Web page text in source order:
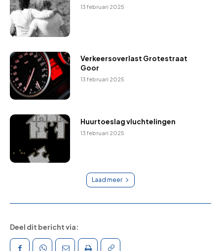
13 februari 2025
Verkeersoverlast Grotestraat
Goor
13 februari 2025
Huurtoeslag vluchtelingen
13 februari 2025
Laad meer
Deel dit bericht via: